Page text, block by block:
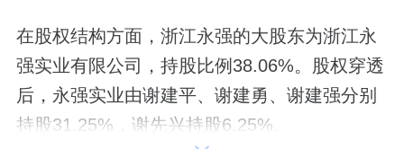
在股权结构方面，浙江永强的大股东为浙江永
强实业有限公司，持股比例38.06%。股权穿透
后，永强实业由谢建平、谢建勇、谢建强分别
持股31.25%，谢先兴持股6.25%。